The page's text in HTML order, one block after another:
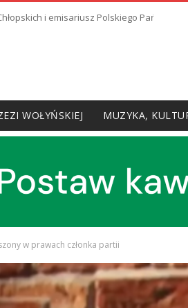
i emisariusz Polskiego Państwa
WOŁYŃSKIEJ MUZYKA,
w prawach członka partii